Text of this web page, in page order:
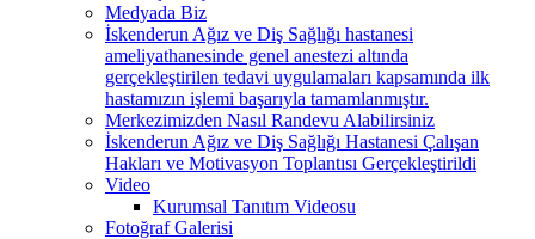
Medyada Biz
İskenderun Ağız ve Diş Sağlığı hastanesi
ameliyathanesinde genel anestezi altında
gerçekleştirilen tedavi uygulamaları kapsamında ilk
hastamızın işlemi başarıyla tamamlanmıştır.
Merkezimizden Nasıl Randevu Alabilirsiniz
İskenderun Ağız ve Diş Sağlığı Hastanesi Çalışan
Hakları ve Motivasyon Toplantısı Gerçekleştirildi
Video
Kurumsal Tanıtım Videosu
Fotoğraf Galerisi